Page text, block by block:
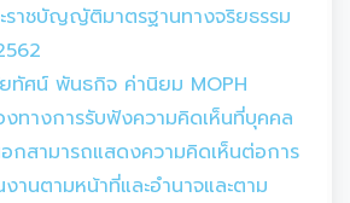
ราชบัญญัติมาตรฐานทางจริยธรรม
ทัศน์ พันธกิจ ค่านิยม MOPH
งทางการรับฟังความคิดเห็นที่บุคคล
กสามารถแสดงความคิดเห็นต่อการ
งานตามหน้าที่และอำนาจและตาม